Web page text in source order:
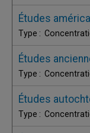
Études
Études
Études